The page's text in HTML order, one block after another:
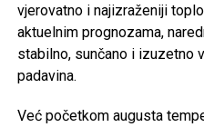
Share Post
Share
Tweet
vjerovatno i najizraženiji
aktuelnim prognozama,
stabilno, sunčano i izuzetno
padavina.
Već početkom augusta